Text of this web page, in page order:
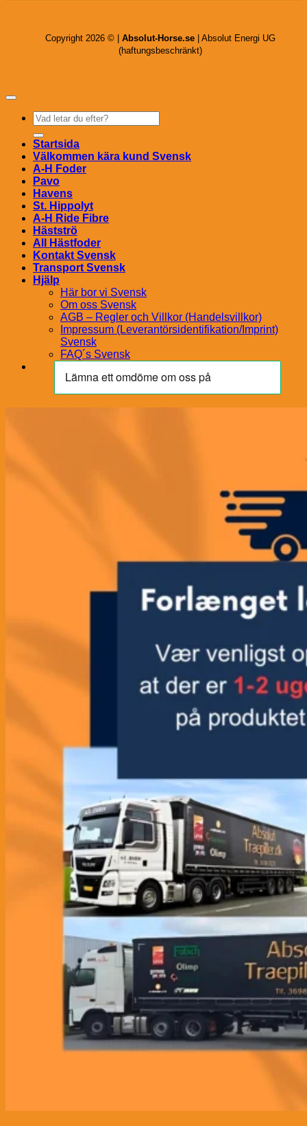
Copyright 2026 © | Absolut-Horse.se | Absolut Energi UG
(haftungsbeschränkt)
Sök
efter:
Startsida
Välkommen kära kund Svensk
A-H Foder
Pavo
Havens
St. Hippolyt
A-H Ride Fibre
Hästströ
All Hästfoder
Kontakt Svensk
Transport Svensk
Hjälp
Här bor vi Svensk
Om oss Svensk
AGB – Regler och Villkor (Handelsvillkor)
Impressum (Leverantörsidentifikation/Imprint)
Svensk
FAQ´s Svensk